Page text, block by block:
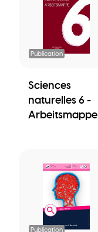
Publication
Sciences
naturelles 6 -
Arbeitsmappe
Publication